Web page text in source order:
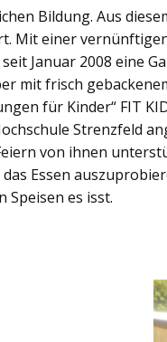
Bildung. Aus
Mit einer
Januar 2008 eine
mit frisch
für Kinder“ FIT
Strenzfeld
von ihnen
Essen
Speisen es isst.